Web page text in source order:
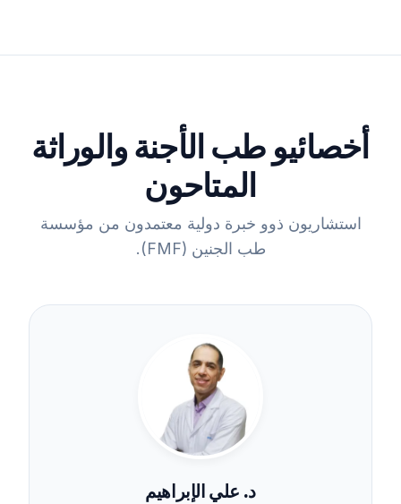
أخصائيو طب الأجنة والوراثة
المتاحون
استشاريون ذوو خبرة دولية معتمدون من مؤسسة
طب الجنين (FMF).
د. علي الإبراهيم